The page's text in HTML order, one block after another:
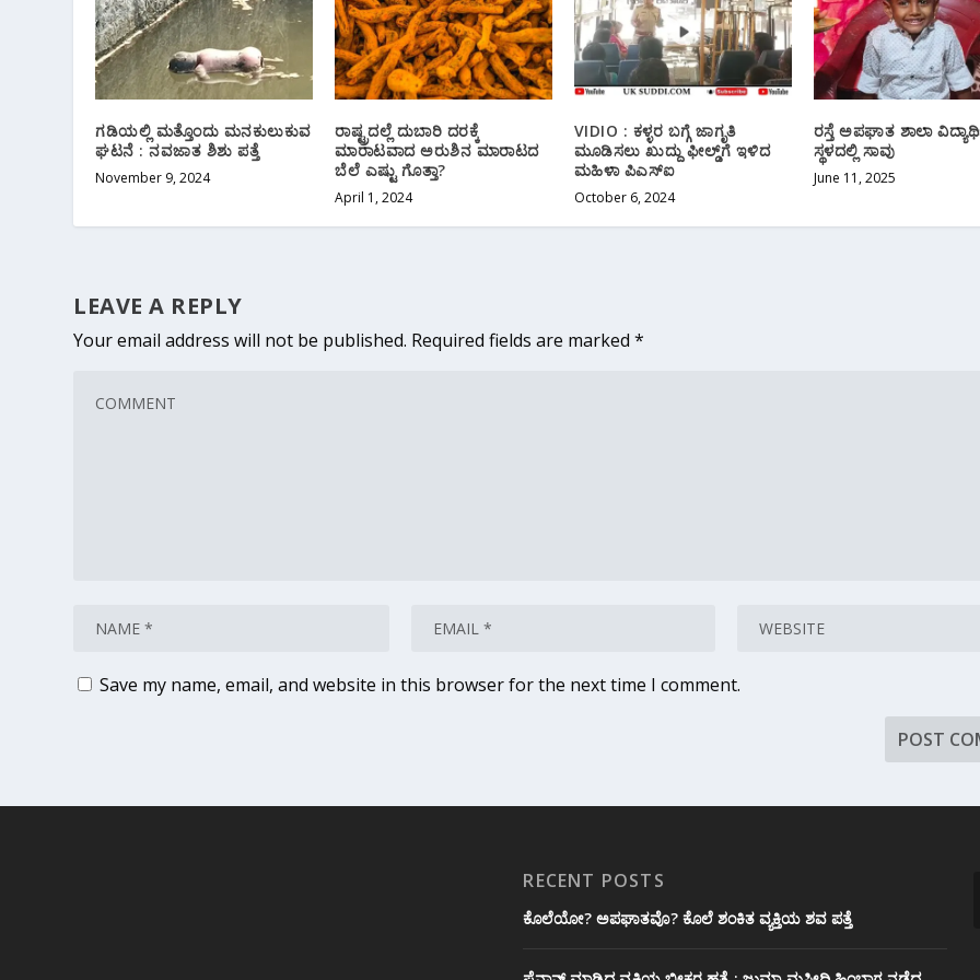
ಗಡಿಯಲ್ಲಿ ಮತ್ತೊಂದು ಮನಕುಲುಕುವ
ಘಟನೆ : ನವಜಾತ ಶಿಶು ಪತ್ತೆ
November 9, 2024
ರಾಷ್ಟ್ರದಲ್ಲೆ ದುಬಾರಿ ದರಕ್ಕೆ
ಮಾರಾಟವಾದ ಅರುಶಿನ ಮಾರಾಟದ
ಬೆಲೆ ಎಷ್ಟು ಗೊತ್ತಾ?
April 1, 2024
VIDIO : ಕಳ್ಳರ ಬಗ್ಗೆ ಜಾಗೃತಿ
ಮೂಡಿಸಲು ಖುದ್ದು ಫೀಲ್ಡ್‌ಗೆ ಇಳಿದ‌
ಮಹಿಳಾ ಪಿಎಸ್ಐ
October 6, 2024
ರಸ್ತೆ ಅಪಘಾತ ಶಾಲಾ
ಸ್ಥಳದಲ್ಲಿ ಸಾವು
June 11, 2025
LEAVE A REPLY
Your email address will not be published. Required fields are marked*
Save my name, email, and website in this browser for the next time I comment.
RECENT POSTS
ಕೊಲೆಯೋ? ಅಪಘಾತವೊ? ಕೊಲೆ ಶಂಕಿತ ವ್ಯಕ್ತಿಯ ಶವ ಪತ್ತೆ